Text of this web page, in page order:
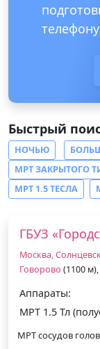
телефону
Быстрый
НОЧЬЮ
МРТ ЗАКРЫТОГО
МРТ 1.5 ТЕСЛА
ГБУЗ
Москва,
Говорово (1100
Аппараты:
МРТ 1.5 Тл
МРТ сосудов